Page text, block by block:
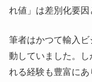
れ値」は差別化要因
筆者はかつて輸入
動していました。
れる経験も豊富にあ